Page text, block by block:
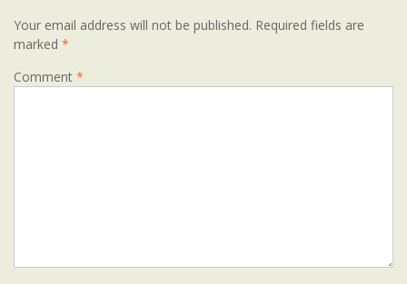
Your email address will not be published. Required fields are
marked *
Comment *